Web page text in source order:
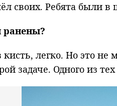
своих. Ребята были
ранены?
легко. Но это
задаче. Одного из